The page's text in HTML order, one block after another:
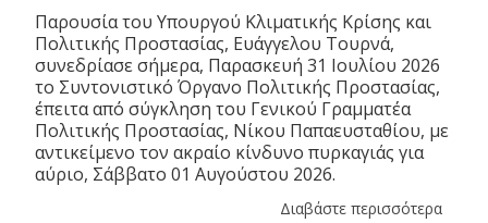
Παρουσία του Υπουργού Κλιματικής Κρίσης και
Πολιτικής Προστασίας, Ευάγγελου Τουρνά,
συνεδρίασε σήμερα, Παρασκευή 31 Ιουλίου 2026
το Συντονιστικό Όργανο Πολιτικής Προστασίας,
έπειτα από σύγκληση του Γενικού Γραμματέα
Πολιτικής Προστασίας, Νίκου Παπαευσταθίου, με
αντικείμενο τον ακραίο κίνδυνο πυρκαγιάς για
αύριο, Σάββατο 01 Αυγούστου 2026.
Διαβάστε περισσότερα